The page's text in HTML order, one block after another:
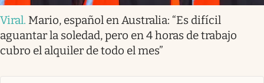
Viral. Mario, español en Australia: “Es difícil
aguantar la soledad, pero en 4 horas de trabajo
cubro el alquiler de todo el mes”